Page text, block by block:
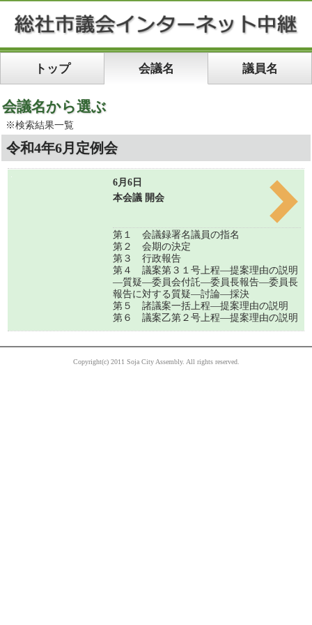
トップ 会議名 議員名
会議名から選ぶ
※検索結果一覧
令和4年6月定例会
6月6日
本会議 開会
第１ 会議録署名議員の指名
第２ 会期の決定
第３ 行政報告
第４ 議案第３１号上程―提案理由の説明
―質疑―委員会付託―委員長報告―委員長
報告に対する質疑―討論―採決
第５ 諸議案一括上程―提案理由の説明
第６ 議案乙第２号上程―提案理由の説明
Copyright(c) 2011 Soja City Assembly. All rights reserved.